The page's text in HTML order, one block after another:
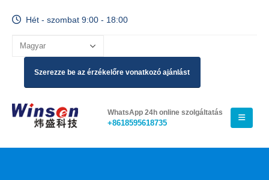
Hét - szombat 9:00 - 18:00
Szerezze be az érzékelőre vonatkozó ajánlást
WhatsApp 24h online szolgáltatás
+8618595618735